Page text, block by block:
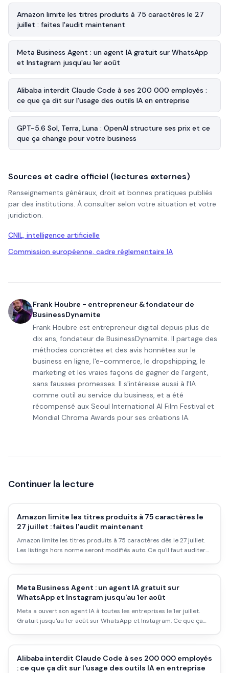
Amazon limite les titres produits à 75 caractères le 27
juillet : faites l'audit maintenant
Meta Business Agent : un agent IA gratuit sur WhatsApp
et Instagram jusqu'au 1er août
Alibaba interdit Claude Code à ses 200 000 employés :
ce que ça dit sur l'usage des outils IA en entreprise
GPT-5.6 Sol, Terra, Luna : OpenAI structure ses prix et ce
que ça change pour votre business
Sources et cadre officiel (lectures externes)
Renseignements généraux, droit et bonnes pratiques publiés
par des institutions. À consulter selon votre situation et votre
juridiction.
CNIL, intelligence artificielle
Commission européenne, cadre réglementaire IA
Frank Houbre - entrepreneur & fondateur de
BusinessDynamite
Frank Houbre est entrepreneur digital depuis plus de
dix ans, fondateur de BusinessDynamite. Il partage des
méthodes concrètes et des avis honnêtes sur le
business en ligne, l'e-commerce, le dropshipping, le
marketing et les vraies façons de gagner de l'argent,
sans fausses promesses. Il s'intéresse aussi à l'IA
comme outil au service du business, et a été
récompensé aux Seoul International AI Film Festival et
Mondial Chroma Awards pour ses créations IA.
Continuer la lecture
Amazon limite les titres produits à 75 caractères le
27 juillet : faites l'audit maintenant
Amazon limite les titres produits à 75 caractères dès le 27 juillet.
Les listings hors norme seront modifiés auto. Ce qu'il faut auditer
Meta Business Agent : un agent IA gratuit sur
WhatsApp et Instagram jusqu'au 1er août
Meta a ouvert son agent IA à toutes les entreprises le 1er juillet.
Gratuit jusqu'au 1er août sur WhatsApp et Instagram. Ce que ça
Alibaba interdit Claude Code à ses 200 000 employés
: ce que ça dit sur l'usage des outils IA en entreprise